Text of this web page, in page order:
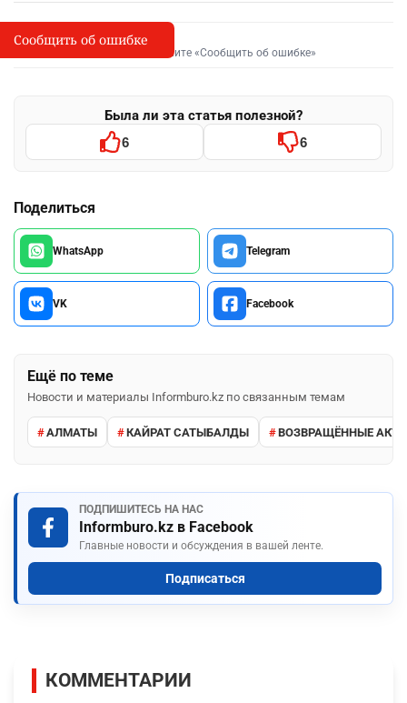
I
Сообщить об опечатке
Выделите фрагмент и нажмите «Сообщить об ошибке»
Была ли эта статья полезной?
6 6
Поделиться
WhatsApp Telegram
VK Facebook
Ещё по теме
Новости и материалы Informburo.kz по связанным темам
АЛМАТЫ КАЙРАТ САТЫБАЛДЫ ВОЗВРАЩЁННЫЕ
ПОДПИШИТЕСЬ НА НАС
Informburo.kz в Facebook
Главные новости и обсуждения в вашей ленте.
Подписаться
Сообщить об ошибке
КОММЕНТАРИИ